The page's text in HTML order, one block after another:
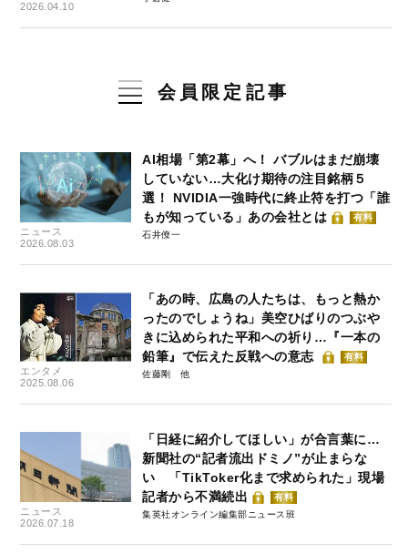
2026.04.10
会員限定記事
ニュース
2026.08.03
AI相場「第2幕」へ！ バブルはまだ崩壊
していない…大化け期待の注目銘柄５
選！ NVIDIA一強時代に終止符を打つ「誰
もが知っている」あの会社とは
有料
石井僚一
エンタメ
2025.08.06
「あの時、広島の人たちは、もっと熱か
ったのでしょうね」美空ひばりのつぶや
きに込められた平和への祈り…『一本の
鉛筆』で伝えた反戦への意志
有料
佐藤剛
ニュース
2026.07.18
「日経に紹介してほしい」が合言葉に…
新聞社の“記者流出ドミノ”が止まらな
い 「TikToker化まで求められた」現場
記者から不満続出
有料
集英社オンライン編集部ニュース班